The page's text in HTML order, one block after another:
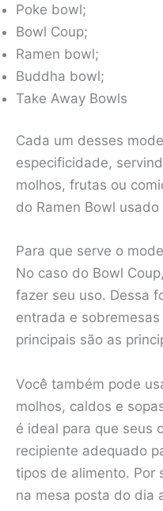
Poke bowl;
Bowl Coup;
Ramen bowl;
Buddha bowl;
Take Away Bowls
Cada um desses
especificidade,
molhos, frutas ou
do Ramen Bowl
Para que serve o
No caso do Bowl
fazer seu uso. Dessa
entrada e
principais são as
Você também pode
molhos, caldos e
é ideal para que seus
recipiente adequado
tipos de alimento. Por
na mesa posta do dia